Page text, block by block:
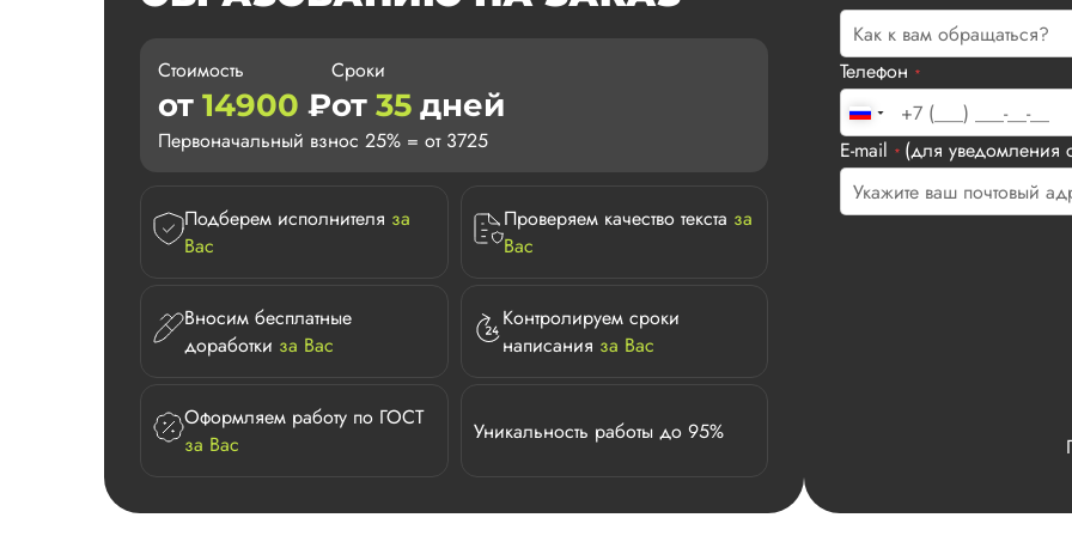
Стоимость
от 14900 ₽
Сроки
от 35 дней
Первоначальный взнос 25% = от 3725
Подберем исполнителя за
Вас
Проверяем качество текста за
Вас
Вносим бесплатные
доработки за Вас
Контролируем сроки
написания за Вас
Оформляем работу по ГОСТ
за Вас
Уникальность работы до 95%
Телефон *
E-mail * (для уведомления